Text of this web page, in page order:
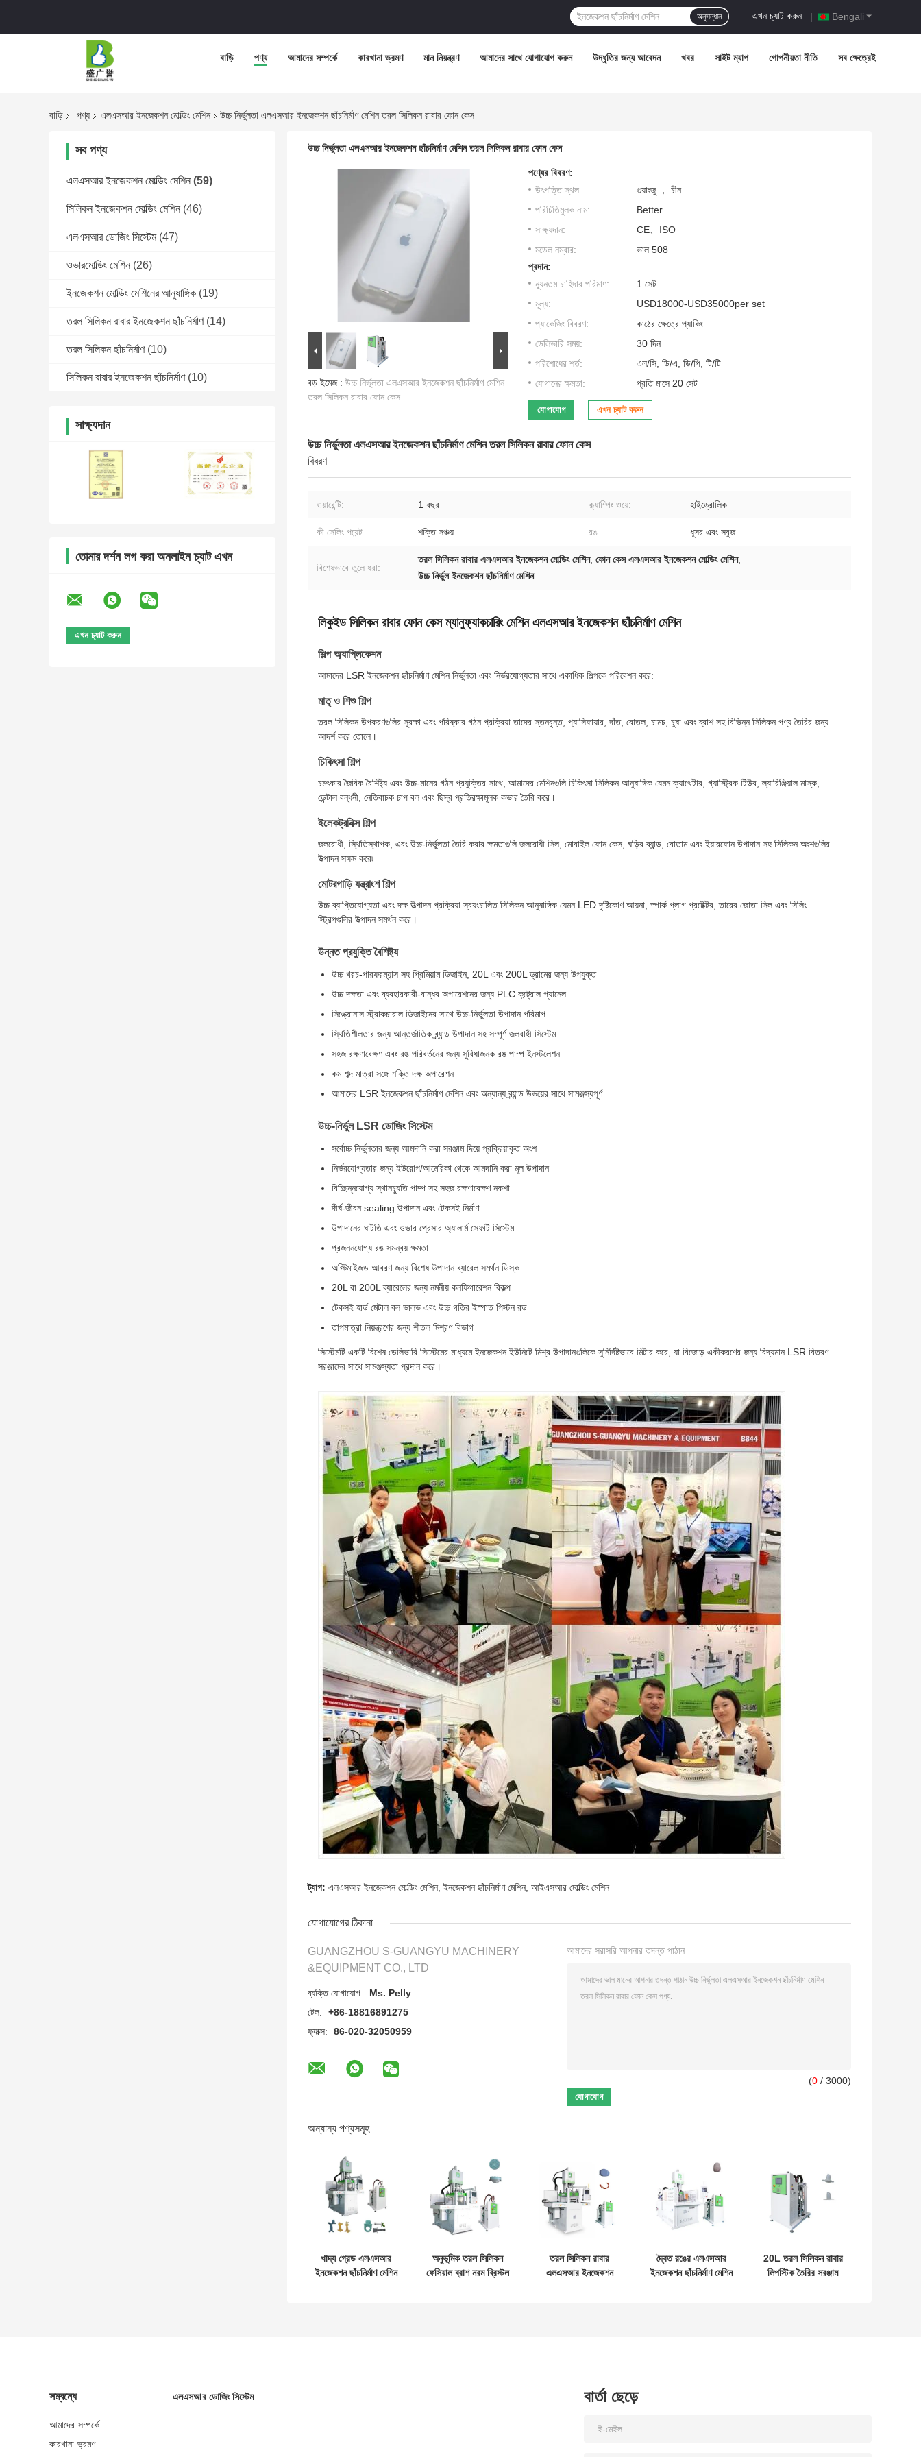
Bengali
এখন চ্যাট করুন |
অনুসন্ধান
বাড়ি পণ্য আমাদের সম্পর্কে কারখানা ভ্রমণ মান নিয়ন্ত্রণ আমাদের সাথে যোগাযোগ করুন উদ্ধৃতির জন্য আবেদন খবর সাইট ম্যাপ গোপনীয়তা নীতি সব ক্ষেত্রেই
বাড়ি পণ্য এলএসআর ইনজেকশন মোল্ডিং মেশিন উচ্চ নির্ভুলতা এলএসআর ইনজেকশন ছাঁচনির্মাণ মেশিন তরল সিলিকন রাবার ফোন কেস
সব পণ্য
এলএসআর ইনজেকশন মোল্ডিং মেশিন (59)
সিলিকন ইনজেকশন মোল্ডিং মেশিন (46)
এলএসআর ডোজিং সিস্টেম (47)
ওভারমোল্ডিং মেশিন (26)
ইনজেকশন মোল্ডিং মেশিনের আনুষাঙ্গিক (19)
তরল সিলিকন রাবার ইনজেকশন ছাঁচনির্মাণ (14)
তরল সিলিকন ছাঁচনির্মাণ (10)
সিলিকন রাবার ইনজেকশন ছাঁচনির্মাণ (10)
সাক্ষ্যদান
তোমার দর্শন লগ করা অনলাইন চ্যাট এখন
উচ্চ নির্ভুলতা এলএসআর ইনজেকশন ছাঁচনির্মাণ মেশিন তরল সিলিকন রাবার ফোন কেস
বড় ইমেজ : উচ্চ নির্ভুলতা এলএসআর ইনজেকশন ছাঁচনির্মাণ মেশিন
তরল সিলিকন রাবার ফোন কেস
পণ্যের বিবরণ:
উৎপত্তি স্থল:
গুয়াংজু ， চীন
পরিচিতিমুলক নাম:
Better
সাক্ষ্যদান:
CE、ISO
মডেল নম্বার:
ভাল 508
প্রদান:
ন্যূনতম চাহিদার পরিমাণ:
1 সেট
মূল্য:
USD18000-USD35000per set
প্যাকেজিং বিবরণ:
কাঠের ক্ষেত্রে প্যাকিং
ডেলিভারি সময়:
30 দিন
পরিশোধের শর্ত:
এল/সি, ডি/এ, ডি/পি, টি/টি
যোগানের ক্ষমতা:
প্রতি মাসে 20 সেট
যোগাযোগ এখন চ্যাট করুন
উচ্চ নির্ভুলতা এলএসআর ইনজেকশন ছাঁচনির্মাণ মেশিন তরল সিলিকন রাবার ফোন কেস
বিবরণ
ওয়ারেন্টি: 1 বছর ক্ল্যাম্পিং ওয়ে: হাইড্রোলিক
কী সেলিং পয়েন্ট: শক্তি সঞ্চয় রঙ: ধূসর এবং সবুজ
বিশেষভাবে তুলে ধরা:
তরল সিলিকন রাবার এলএসআর ইনজেকশন মোল্ডিং মেশিন, ফোন কেস এলএসআর ইনজেকশন মোল্ডিং মেশিন,
উচ্চ নির্ভুল ইনজেকশন ছাঁচনির্মাণ মেশিন
লিকুইড সিলিকন রাবার ফোন কেস ম্যানুফ্যাকচারিং মেশিন এলএসআর ইনজেকশন ছাঁচনির্মাণ মেশিন
শিল্প অ্যাপ্লিকেশন
আমাদের LSR ইনজেকশন ছাঁচনির্মাণ মেশিন নির্ভুলতা এবং নির্ভরযোগ্যতার সাথে একাধিক শিল্পকে পরিবেশন করে:
মাতৃ ও শিশু শিল্প
তরল সিলিকন উপকরণগুলির সুরক্ষা এবং পরিষ্কার গঠন প্রক্রিয়া তাদের স্তনবৃন্ত, প্যাসিফায়ার, দাঁত, বোতল, চামচ, চুষা এবং ব্রাশ সহ বিভিন্ন সিলিকন পণ্য তৈরির জন্য
আদর্শ করে তোলে।
চিকিৎসা শিল্প
চমৎকার জৈবিক বৈশিষ্ট্য এবং উচ্চ-মানের গঠন প্রযুক্তির সাথে, আমাদের মেশিনগুলি চিকিৎসা সিলিকন আনুষাঙ্গিক যেমন ক্যাথেটার, গ্যাস্ট্রিক টিউব, ল্যারিঞ্জিয়াল মাস্ক,
ডেন্টাল বন্ধনী, নেতিবাচক চাপ বল এবং ছিদ্র প্রতিরক্ষামূলক কভার তৈরি করে।
ইলেকট্রনিক্স শিল্প
জলরোধী, স্থিতিস্থাপক, এবং উচ্চ-নির্ভুলতা তৈরি করার ক্ষমতাগুলি জলরোধী সিল, মোবাইল ফোন কেস, ঘড়ির ব্যান্ড, বোতাম এবং ইয়ারফোন উপাদান সহ সিলিকন অংশগুলির
উত্পাদন সক্ষম করে৷
মোটরগাড়ি যন্ত্রাংশ শিল্প
উচ্চ ব্যাপ্তিযোগ্যতা এবং দক্ষ উত্পাদন প্রক্রিয়া স্বয়ংচালিত সিলিকন আনুষাঙ্গিক যেমন LED দৃষ্টিকোণ আয়না, স্পার্ক প্লাগ প্রটেক্টর, তারের জোতা সিল এবং সিলিং
স্ট্রিপগুলির উত্পাদন সমর্থন করে।
উন্নত প্রযুক্তি বৈশিষ্ট্য
উচ্চ খরচ-পারফরম্যান্স সহ প্রিমিয়াম ডিজাইন, 20L এবং 200L ড্রামের জন্য উপযুক্ত
উচ্চ দক্ষতা এবং ব্যবহারকারী-বান্ধব অপারেশনের জন্য PLC কন্ট্রোল প্যানেল
সিঙ্ক্রোনাস স্ট্রাকচারাল ডিজাইনের সাথে উচ্চ-নির্ভুলতা উপাদান পরিমাপ
স্থিতিশীলতার জন্য আন্তর্জাতিক ব্র্যান্ড উপাদান সহ সম্পূর্ণ জলবাহী সিস্টেম
সহজ রক্ষণাবেক্ষণ এবং রঙ পরিবর্তনের জন্য সুবিধাজনক রঙ পাম্প ইনস্টলেশন
কম শব্দ মাত্রা সঙ্গে শক্তি দক্ষ অপারেশন
আমাদের LSR ইনজেকশন ছাঁচনির্মাণ মেশিন এবং অন্যান্য ব্র্যান্ড উভয়ের সাথে সামঞ্জস্যপূর্ণ
উচ্চ-নির্ভুল LSR ডোজিং সিস্টেম
সর্বোচ্চ নির্ভুলতার জন্য আমদানি করা সরঞ্জাম দিয়ে প্রক্রিয়াকৃত অংশ
নির্ভরযোগ্যতার জন্য ইউরোপ/আমেরিকা থেকে আমদানি করা মূল উপাদান
বিচ্ছিন্নযোগ্য স্থানচ্যুতি পাম্প সহ সহজ রক্ষণাবেক্ষণ নকশা
দীর্ঘ-জীবন sealing উপাদান এবং টেকসই নির্মাণ
উপাদানের ঘাটতি এবং ওভার প্রেসার অ্যালার্ম সেফটি সিস্টেম
প্রজননযোগ্য রঙ সমন্বয় ক্ষমতা
অপ্টিমাইজড আবরণ জন্য বিশেষ উপাদান ব্যারেল সমর্থন ডিস্ক
20L বা 200L ব্যারেলের জন্য নমনীয় কনফিগারেশন বিকল্প
টেকসই হার্ড মেটাল বল ভালভ এবং উচ্চ গতির ইস্পাত পিস্টন রড
তাপমাত্রা নিয়ন্ত্রণের জন্য শীতল মিশ্রণ বিভাগ
সিস্টেমটি একটি বিশেষ ডেলিভারি সিস্টেমের মাধ্যমে ইনজেকশন ইউনিটে মিশ্র উপাদানগুলিকে সুনির্দিষ্টভাবে মিটার করে, যা বিজোড় একীকরণের জন্য বিদ্যমান LSR বিতরণ
সরঞ্জামের সাথে সামঞ্জস্যতা প্রদান করে।
ট্যাগ: এলএসআর ইনজেকশন মোল্ডিং মেশিন, ইনজেকশন ছাঁচনির্মাণ মেশিন, আইএসআর মোল্ডিং মেশিন
যোগাযোগের ঠিকানা
GUANGZHOU S-GUANGYU MACHINERY
&EQUIPMENT CO., LTD
ব্যক্তি যোগাযোগ:
Ms. Pelly
টেল:
+86-18816891275
ফ্যাক্স:
86-020-32050959
আমাদের সরাসরি আপনার তদন্ত পাঠান
(0 / 3000)
অন্যান্য পণ্যসমূহ
খাদ্য গ্রেড এলএসআর
ইনজেকশন ছাঁচনির্মাণ মেশিন
অনুভূমিক তরল সিলিকন
ফেসিয়াল ব্রাশ নরম ব্রিস্টল
তরল সিলিকন রাবার
এলএসআর ইনজেকশন
দ্বৈত রঙের এলএসআর
ইনজেকশন ছাঁচনির্মাণ মেশিন
20L তরল সিলিকন রাবার
লিপস্টিক তৈরির সরঞ্জাম
সম্বন্ধে
আমাদের সম্পর্কে
কারখানা ভ্রমণ
এলএসআর ডোজিং সিস্টেম বার্তা ছেড়ে